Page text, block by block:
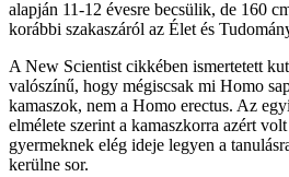
alapján 11-12 évesre becsülik, de 160
korábbi szakaszáról az Élet és
A New Scientist cikkében ismertetett
valószínű, hogy mégiscsak mi Homo
kamaszok, nem a Homo erectus. Az
elmélete szerint a kamaszkorra azért
gyermeknek elég ideje legyen a
kerülne sor.